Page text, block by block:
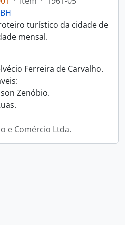
turístico da cidade de
mensal.
Ferreira de Carvalho.
Zenóbio.
e Comércio Ltda.